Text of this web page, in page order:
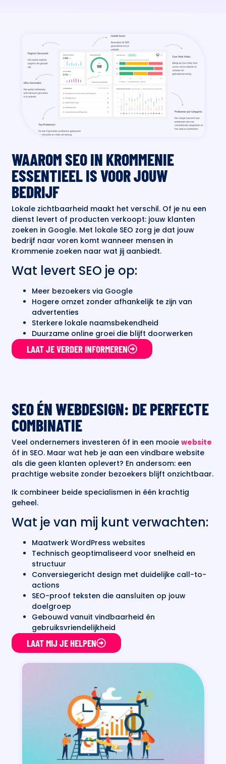
WAAROM SEO IN KROMMENIE
ESSENTIEEL IS VOOR JOUW
BEDRIJF
Lokale zichtbaarheid maakt het verschil. Of je nu een
dienst levert of producten verkoopt: jouw klanten
zoeken in Google. Met lokale SEO zorg je dat jouw
bedrijf naar voren komt wanneer mensen in
Krommenie zoeken naar wat jij aanbiedt.
Wat levert SEO je op:
Meer bezoekers via Google
Hogere omzet zonder afhankelijk te zijn van
advertenties
Sterkere lokale naamsbekendheid
Duurzame online groei die blijft doorwerken
LAAT JE VERDER INFORMEREN
SEO ÉN WEBDESIGN: DE PERFECTE
COMBINATIE
Veel ondernemers investeren óf in een mooiewebsite
óf in SEO. Maar wat heb je aan een vindbare website
als die geen klanten oplevert? En andersom: een
prachtige website zonder bezoekers blijft onzichtbaar.
Ik combineer beide specialismen in één krachtig
geheel.
Wat je van mij kunt verwachten:
Maatwerk WordPress websites
Technisch geoptimaliseerd voor snelheid en
structuur
Conversiegericht design met duidelijke call-to-
actions
SEO-proof teksten die aansluiten op jouw
doelgroep
Gebouwd vanuit vindbaarheid én
gebruiksvriendelijkheid
LAAT MIJ JE HELPEN